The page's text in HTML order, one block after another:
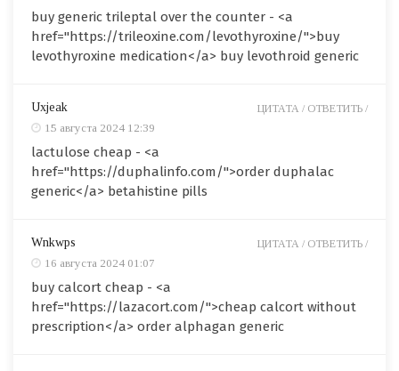
buy generic trileptal over the counter - <a
href="https://trileoxine.com/levothyroxine/">buy
levothyroxine medication</a> buy levothroid generic
Uxjeak
15 августа 2024 12:39
lactulose cheap - <a
href="https://duphalinfo.com/">order duphalac
generic</a> betahistine pills
ЦИТАТА / ОТВЕТИТЬ /
Wnkwps
16 августа 2024 01:07
buy calcort cheap - <a
href="https://lazacort.com/">cheap calcort without
prescription</a> order alphagan generic
ЦИТАТА / ОТВЕТИТЬ /